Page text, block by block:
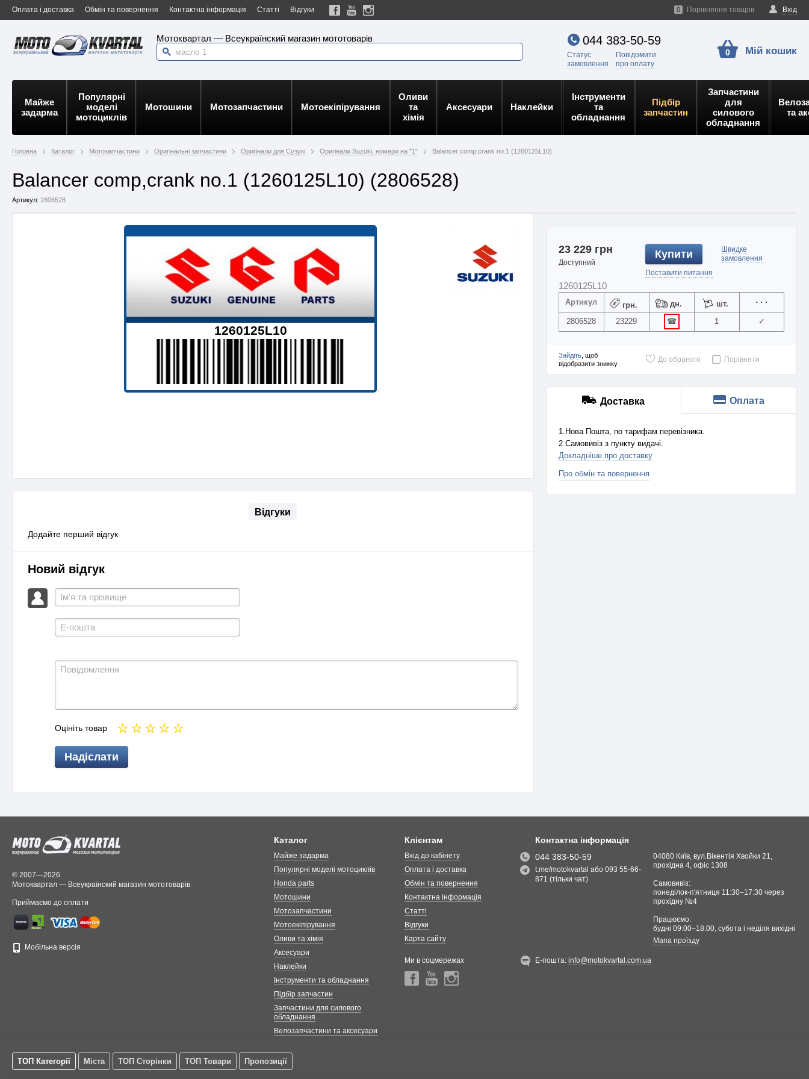
Оплата і доставка Обмін та повернення Контактна інформація Статті Відгуки Вхід
0 Порівняння товарів
Мотоквартал — Всеукраїнский магазин мототоварів 044 383-50-59
Статус
замовлення
Повідомити
про оплату
0 Мій кошик
Майже
задарма
Популярні
моделі
мотоциклів
Мотошини Мотозапчастини Мотоекіпірування
Оливи
та
хімія
Аксесуари Наклейки
Інструменти
та
обладнання
Підбір
запчастин
Запчастини
для
силового
обладнання
та
Головна Каталог Мотозапчастини Оригінальні запчастини Оригінали для Сузукі Оригінали Suzuki, номери на "1" Balancer comp,crank no.1 (1260125L10)
Balancer comp,crank no.1 (1260125L10) (2806528)
Артикул: 2806528
1260125L10
Відгуки
Додайте перший відгук
Новий відгук
Оцініть товар
Надіслати
23 229 грн
Доступний
Купити
Поставити питання
Швидке
замовлення
1260125L10
Артикул грн. дн.
шт.
2806528
23229 ☎ 1 ✓
Зайдіть, щоб
відобразити знижку
До обраного Порівняти
Доставка Оплата
1.Нова Пошта, по тарифам перевізника.
2.Самовивіз з пункту видачі.
Докладніше про доставку
Про обмін та повернення
© 2007—2026
Мотоквартал — Всеукраїнский магазин мототоварів
Приймаємо до оплати
Мобільна версія
Каталог
Майже задарма
Популярні моделі мотоциклів
Honda parts
Мотошини
Мотозапчастини
Мотоекіпірування
Оливи та хімія
Аксесуари
Наклейки
Інструменти та обладнання
Підбір запчастин
Запчастини для силового
обладнання
Велозапчастини та аксесуари
Клієнтам
Вхід до кабінету
Оплата і доставка
Обмін та повернення
Контактна інформація
Статті
Відгуки
Карта сайту
Ми в соцмережах
Контактна інформація
044 383-50-59
t.me/motokvartal або 093 55-66-
871 (тільки чат)
04080 Київ, вул.Вікентія Хвойки 21,
прохідна 4, офіс 1308
Самовивіз:
понеділок-п'ятниця 11:30–17:30 через
прохідну №4
Працюємо:
будні 09:00–18:00, cубота і неділя вихідні
Мапа проїзду
Е-пошта:info@motokvartal.com.ua
ТОП Категорії Міста ТОП Сторінки ТОП Товари Пропозиції